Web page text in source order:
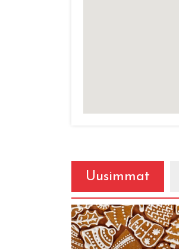
Uusimmat